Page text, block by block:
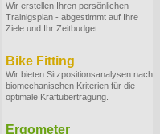
Wir erstellen Ihren persönlichen
Trainigsplan - abgestimmt auf Ihre
Ziele und Ihr Zeitbudget.
Bike Fitting
Wir bieten Sitzpositionsanalysen nach
biomechanischen Kriterien für die
optimale Kraftübertragung.
Ergometer